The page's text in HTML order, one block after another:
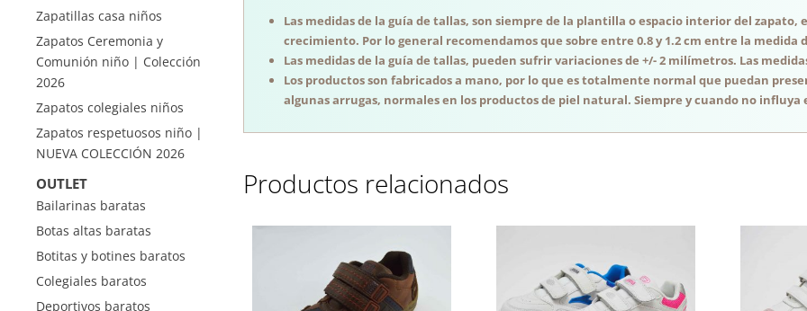
Las medidas de la guía de tallas, son siempre de la plantilla o espacio interior del
crecimiento. Por lo general recomendamos que sobre entre 0.8 y 1.2 cm entre la medida
Las medidas de la guía de tallas, pueden sufrir variaciones de +/- 2 milímetros. Las
Los productos son fabricados a mano, por lo que es totalmente normal que puedan
algunas arrugas, normales en los productos de piel natural. Siempre y cuando no
Productos relacionados
Zapatillas casa niños
Zapatos Ceremonia y
Comunión niño | Colección
2026
Zapatos colegiales niños
Zapatos respetuosos niño |
NUEVA COLECCIÓN 2026
OUTLET
Bailarinas baratas
Botas altas baratas
Botitas y botines baratos
Colegiales baratos
Deportivos baratos